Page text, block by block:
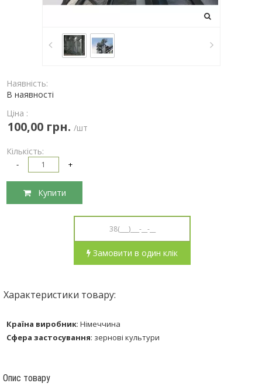
Наявність:
В наявності
Ціна :
100,00 грн. /шт
Кількість:
- +
Купити
Замовити в один клік
Характеристики товару:
Країна виробник: Німеччина
Сфера застосування: зернові культури
Опис товару